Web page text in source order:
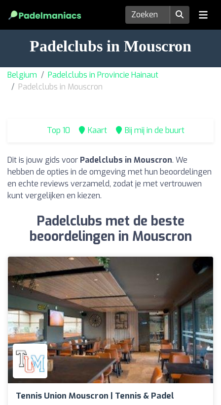
Padelclubs in Mouscron
Belgium
Padelclubs in Provincie Hainaut
Padelclubs in Mouscron
Top 10 Kaart Bij mij in de buurt
Dit is jouw gids voor Padelclubs in Mouscron. We
hebben de opties in de omgeving met hun beoordelingen
en echte reviews verzameld, zodat je met vertrouwen
kunt vergelijken en kiezen.
Padelclubs met de beste
beoordelingen in Mouscron
Tennis Union Mouscron | Tennis & Padel